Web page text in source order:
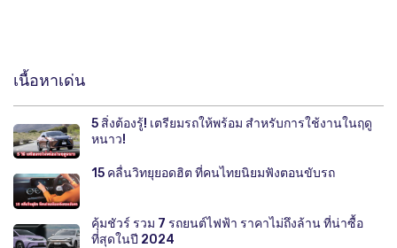
เนื้อหาเด่น
5 สิ่งต้องรู้! เตรียมรถให้พร้อม สำหรับการใช้งานในฤดู
หนาว!
15 คลื่นวิทยุยอดฮิต ที่คนไทยนิยมฟังตอนขับรถ
คุ้มชัวร์ รวม 7 รถยนต์ไฟฟ้า ราคาไม่ถึงล้าน ที่น่าซื้อ
ที่สุดในปี 2024